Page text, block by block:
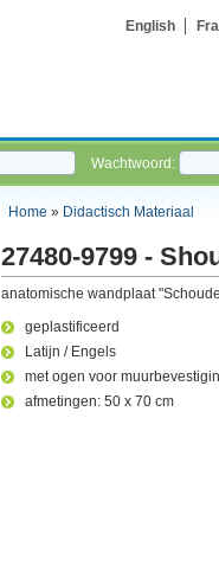
English
Wachtwoord:
Home » Didactisch Materiaal
27480-9799 -
anatomische wandplaat
geplastificeerd
Latijn / Engels
met ogen voor
afmetingen: 50 x 70 cm